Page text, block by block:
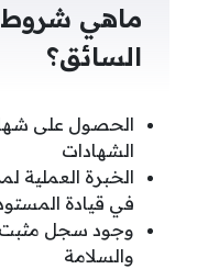
ماهي شروط
السائق؟
الحصول على
الشهادات
الخبرة العملية
في قيادة
وجود سجل مثبت
والسلامة